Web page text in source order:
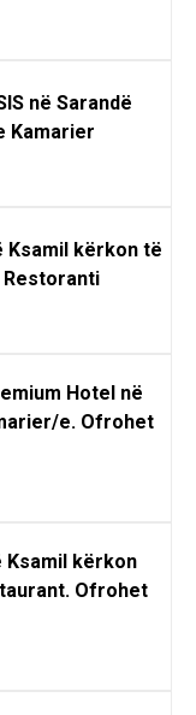
në Sarandë
Kamarier
Ksamil kërkon të
Restoranti
Hotel në
e. Ofrohet
Ksamil kërkon
Ofrohet